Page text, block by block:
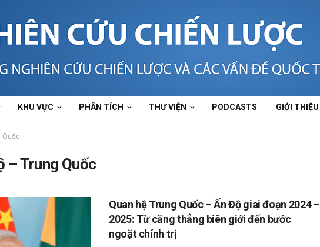
KHU VỰC PHÂN TÍCH THƯ VIỆN PODCASTS GIỚI THIỆU
Quốc
– Trung Quốc
Quan hệ Trung Quốc – Ấn Độ giai đoạn 2024 –
2025: Từ căng thẳng biên giới đến bước
ngoặt chính trị